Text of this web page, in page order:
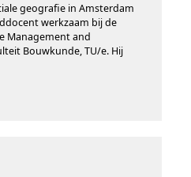
geografie in Amsterdam
werkzaam bij de
Management and
Bouwkunde, TU/e. Hij